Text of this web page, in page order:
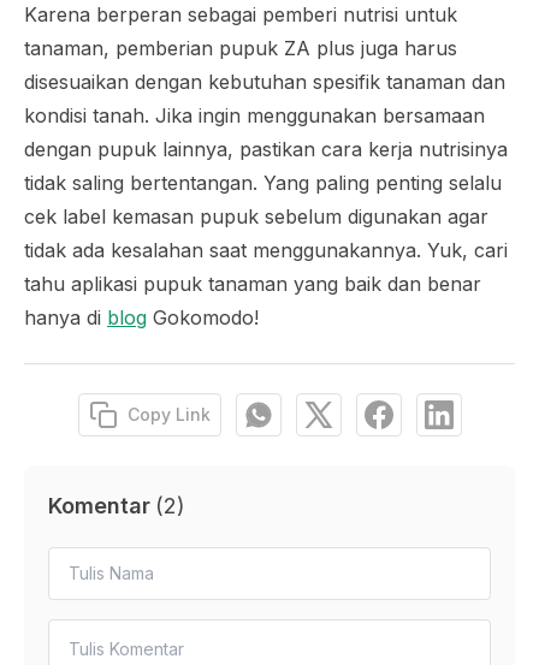
Karena berperan sebagai pemberi nutrisi untuk
tanaman, pemberian pupuk ZA plus juga harus
disesuaikan dengan kebutuhan spesifik tanaman dan
kondisi tanah. Jika ingin menggunakan bersamaan
dengan pupuk lainnya, pastikan cara kerja nutrisinya
tidak saling bertentangan. Yang paling penting selalu
cek label kemasan pupuk sebelum digunakan agar
tidak ada kesalahan saat menggunakannya. Yuk, cari
tahu aplikasi pupuk tanaman yang baik dan benar
hanya di blog Gokomodo!
Copy Link
Komentar (2)